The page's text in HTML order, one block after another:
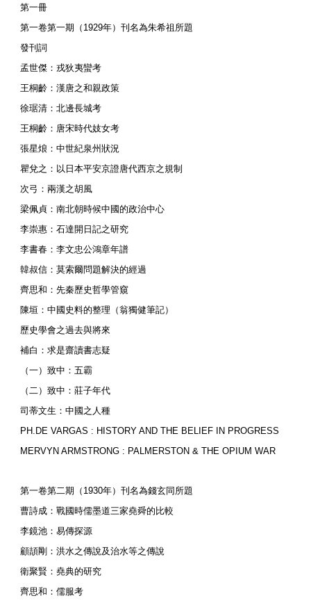
第一冊
第一卷第一期（1929年）刊名為朱希祖所題
發刊詞
孟世傑：戎狄夷蠻考
王桐齡：漢唐之和親政策
徐琚清：北邊長城考
王桐齡：唐宋時代妓女考
張星烺：中世紀泉州狀況
瞿兌之：以日本平安京證唐代西京之規制
次弓：兩漢之胡風
梁佩貞：南北朝時候中國的政治中心
李崇惠：石達開日記之研究
李書春：李文忠公鴻章年譜
韓叔信：莫索爾問題解決的經過
齊思和：先秦歷史哲學管窺
陳垣：中國史料的整理（翁獨健筆記）
歷史學會之過去與將來
補白：求是齋讀書志疑
（一）致中：五霸
（二）致中：莊子年代
司蒂文生：中國之人種
PH.DE VARGAS : HISTORY AND THE BELIEF IN PROGRESS
MERVYN ARMSTRONG : PALMERSTON & THE OPIUM WAR
第一卷第二期（1930年）刊名為錢玄同所題
曹詩成：戰國時儒墨道三家堯舜的比較
李鏡池：易傳探源
顧頡剛：洪水之傳說及治水等之傳說
衛聚賢：堯典的研究
齊思和：儒服考